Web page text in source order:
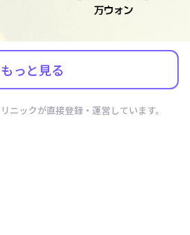
もっと見る
ニックが直接登録・運営しています。